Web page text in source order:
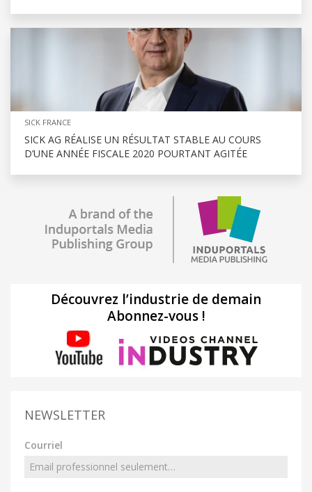
SICK FRANCE
SICK AG RÉALISE UN RÉSULTAT STABLE AU COURS
D’UNE ANNÉE FISCALE 2020 POURTANT AGITÉE
Découvrez l’industrie de demain
Abonnez-vous !
NEWSLETTER
Courriel